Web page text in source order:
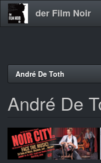
Direkt
der Film Noir
André De Toth
André De